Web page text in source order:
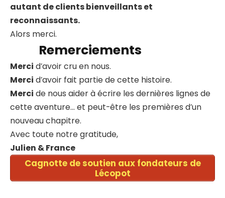
autant de clients bienveillants et
reconnaissants.
Alors merci.
Remerciements
Merci d’avoir cru en nous.
Merci d’avoir fait partie de cette histoire.
Merci de nous aider à écrire les dernières lignes de
cette aventure… et peut-être les premières d’un
nouveau chapitre.
Avec toute notre gratitude,
Julien & France
Cagnotte de soutien aux fondateurs de
Lécopot